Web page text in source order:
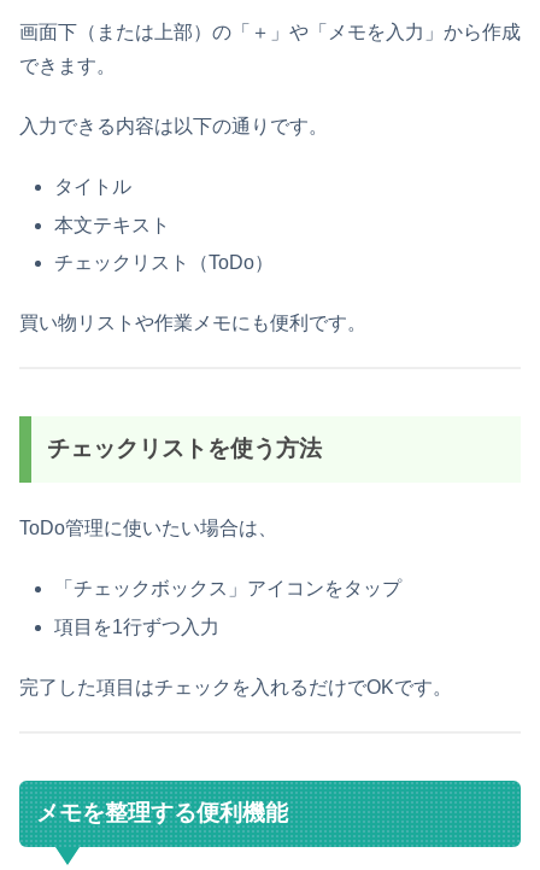
画面下（または上部）の「＋」や「メモを入力」から作成
できます。
入力できる内容は以下の通りです。
タイトル
本文テキスト
チェックリスト（ToDo）
買い物リストや作業メモにも便利です。
チェックリストを使う方法
ToDo管理に使いたい場合は、
「チェックボックス」アイコンをタップ
項目を1行ずつ入力
完了した項目はチェックを入れるだけでOKです。
メモを整理する便利機能